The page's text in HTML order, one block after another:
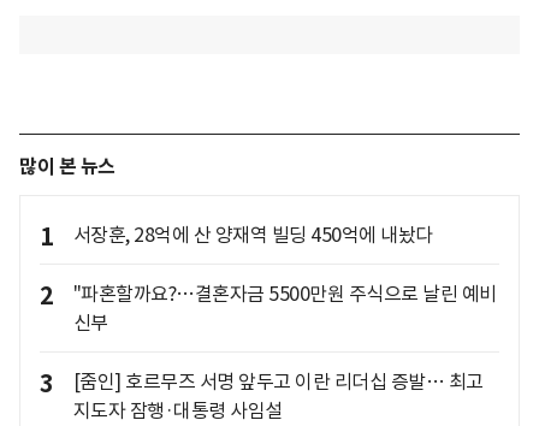
많이 본 뉴스
1 서장훈, 28억에 산 양재역 빌딩 450억에 내놨다
2
"파혼할까요?…결혼자금 5500만원 주식으로 날린 예비
신부
3
[줌인] 호르무즈 서명 앞두고 이란 리더십 증발… 최고
지도자 잠행·대통령 사임설